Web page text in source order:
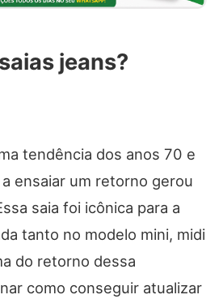
jeans?
tendência dos anos 70 e
ensaiar um retorno gerou
saia foi icônica para a
tanto no modelo mini, midi
do retorno dessa
como conseguir atualizar